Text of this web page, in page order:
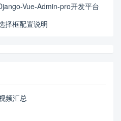
Vue-Admin-pro开发平台
择框配置说明
频汇总